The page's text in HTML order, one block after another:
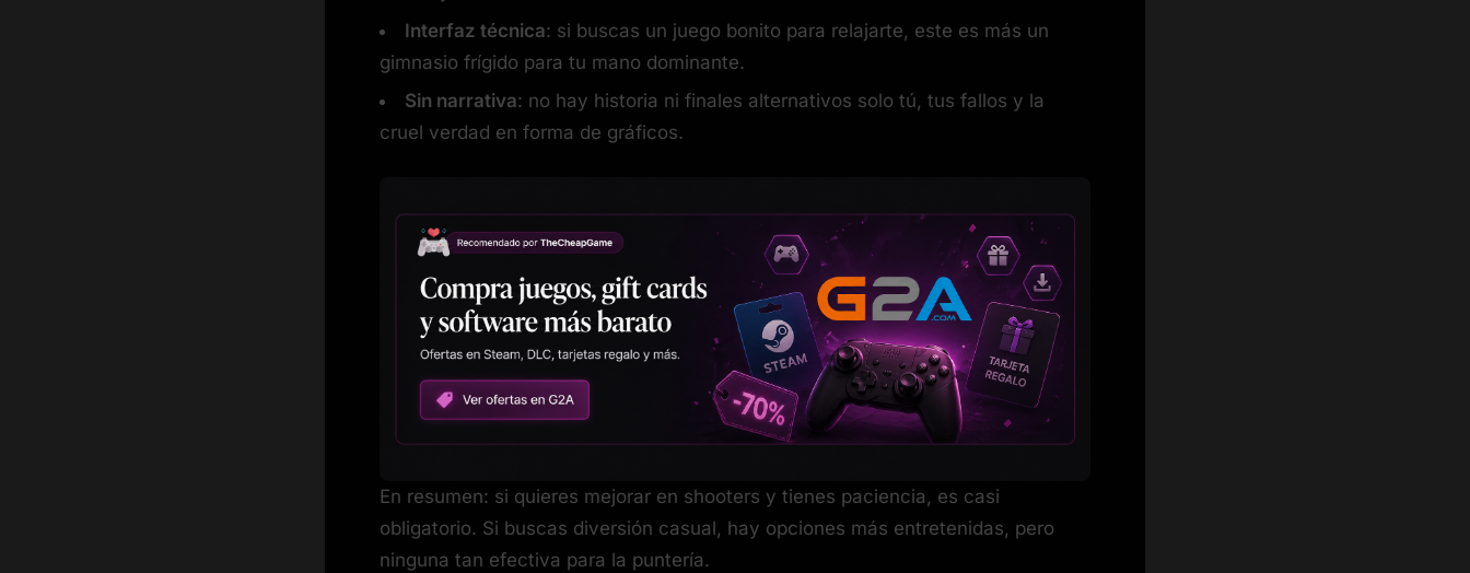
Interfaz técnica: si buscas un juego bonito para relajarte, este es más un
gimnasio frígido para tu mano dominante.
Sin narrativa: no hay historia ni finales alternativos solo tú, tus fallos y la
cruel verdad en forma de gráficos.
En resumen: si quieres mejorar en shooters y tienes paciencia, es casi
obligatorio. Si buscas diversión casual, hay opciones más entretenidas, pero
ninguna tan efectiva para la puntería.